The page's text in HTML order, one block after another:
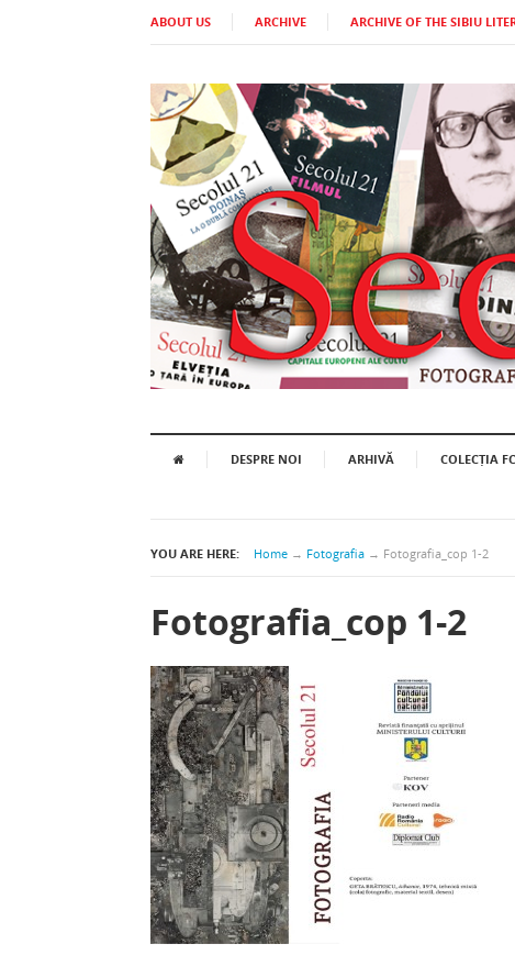
ABOUT US ARCHIVE ARCHIVE OF THE SIBIU
DESPRE NOI ARHIVĂ COLECȚIA
YOU ARE HERE: Home → Fotografia → Fotografia_cop 1-2
Fotografia_cop 1-2